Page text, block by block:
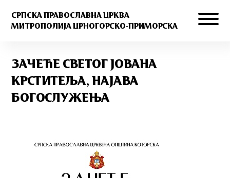
СРПСКА ПРАВОСЛАВНА ЦРКВА
МИТРОПОЛИЈА ЦРНОГОРСКО-ПРИМОРСКА
ЗАЧЕЋЕ СВЕТОГ ЈОВАНА
КРСТИТЕЉА, НАЈАВА
БОГОСЛУЖЕЊА